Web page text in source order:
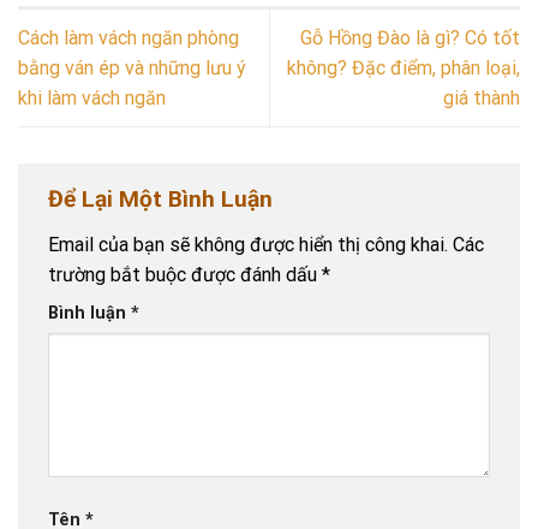
Cách làm vách ngăn phòng
bằng ván ép và những lưu ý
khi làm vách ngăn
Gỗ Hồng Đào là gì? Có tốt
không? Đặc điểm, phân loại,
giá thành
Để Lại Một Bình Luận
Email của bạn sẽ không được hiển thị công khai. Các
trường bắt buộc được đánh dấu *
Bình luận *
Tên *